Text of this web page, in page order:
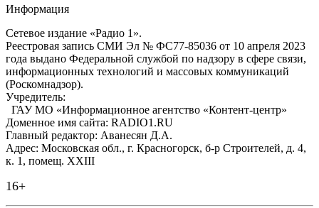
Информация
Сетевое издание «Радио 1».
Реестровая запись СМИ Эл № ФС77-85036 от 10 апреля 2023
года выдано Федеральной службой по надзору в сфере связи,
информационных технологий и массовых коммуникаций
(Роскомнадзор).
Учредитель:
ГАУ МО «Информационное агентство «Контент-центр»
Доменное имя сайта: RADIO1.RU
Главный редактор: Аванесян Д.А.
Адрес: Московская обл., г. Красногорск, б-р Строителей, д. 4,
к. 1, помещ. XXIII
16+